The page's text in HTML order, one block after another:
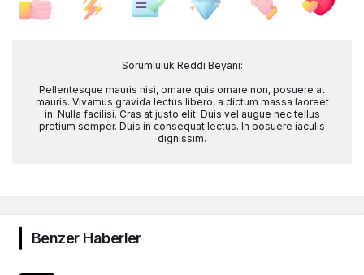
Sorumluluk Reddi Beyanı:
Pellentesque mauris nisi, ornare quis ornare non, posuere at
mauris. Vivamus gravida lectus libero, a dictum massa laoreet
in. Nulla facilisi. Cras at justo elit. Duis vel augue nec tellus
pretium semper. Duis in consequat lectus. In posuere iaculis
dignissim.
Benzer Haberler